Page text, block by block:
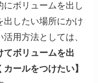
ボリュームを出し
出したい場所にかけ
用方法としては、
てボリュームを出
カールをつけたい】